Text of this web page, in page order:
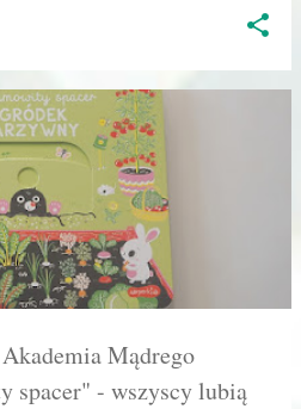
Mądrego
spacer" - wszyscy lubią